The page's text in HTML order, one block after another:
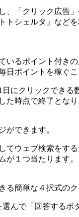
、「クリック広告」
トシェルタ」など
いるポイント付き
日ポイントを稼ぐこ
にクリックできる
た時点で終了となり
ができます。
てウェブ検索をす
が１つ当たります。
る簡単な４択式のク
んで「回答するボ